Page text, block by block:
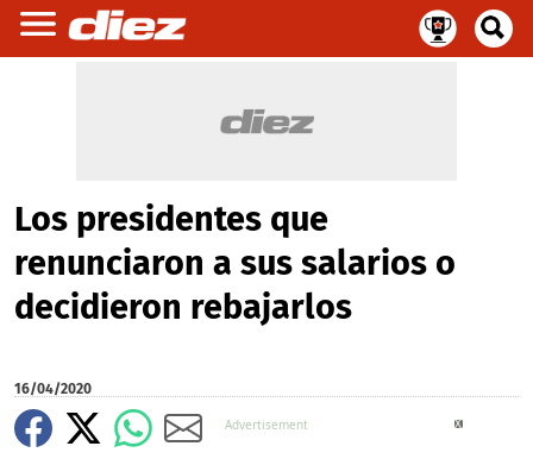
Los presidentes que
renunciaron a sus salarios o
decidieron rebajarlos
16/04/2020
X